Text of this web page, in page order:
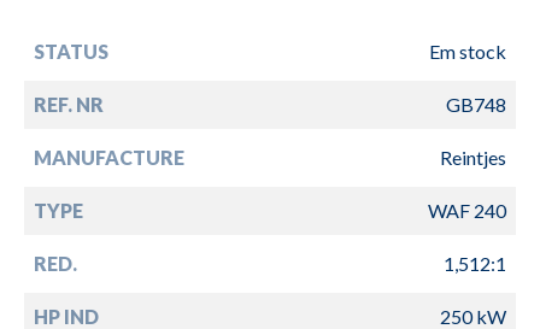
STATUS Em stock
REF. NR GB748
MANUFACTURE Reintjes
TYPE WAF 240
RED. 1,512:1
HP IND 250 kW